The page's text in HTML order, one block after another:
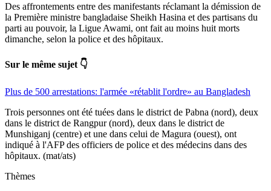
Des affrontements entre des manifestants réclamant la démission de
la Première ministre bangladaise Sheikh Hasina et des partisans du
parti au pouvoir, la Ligue Awami, ont fait au moins huit morts
dimanche, selon la police et des hôpitaux.
Sur le même sujet 👇
Plus de 500 arrestations: l'armée «rétablit l'ordre» au Bangladesh
Trois personnes ont été tuées dans le district de Pabna (nord), deux
dans le district de Rangpur (nord), deux dans le district de
Munshiganj (centre) et une dans celui de Magura (ouest), ont
indiqué à l'AFP des officiers de police et des médecins dans des
hôpitaux. (mat/ats)
Thèmes